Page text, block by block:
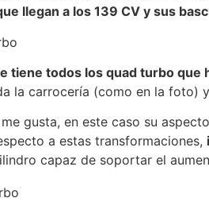
llegan a los 139 CV y sus
tiene todos los quad turbo
la carrocería (como en la foto)
gusta, en este caso su
a estas transformaciones,
capaz de soportar el